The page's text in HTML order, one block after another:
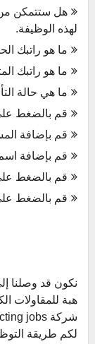
هل ستتمكن من
لهذه الوظيفة.
ما هو راتبك
ما هو راتبك
ما هي حالة
قم بالضغط
قم بإضافة
قم بإضافة
قم بالضغط
قم بالضغط
نكون قد وصلنا
هبة للمقاولات
لكم طريقة